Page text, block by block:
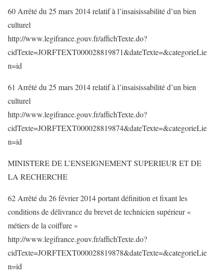
60 Arrêté du 25 mars 2014 relatif à l’insaisissabilité d’un bien
culturel
http://www.legifrance.gouv.fr/affichTexte.do?
cidTexte=JORFTEXT000028819871&dateTexte=&categorieLie
n=id
61 Arrêté du 25 mars 2014 relatif à l’insaisissabilité d’un bien
culturel
http://www.legifrance.gouv.fr/affichTexte.do?
cidTexte=JORFTEXT000028819874&dateTexte=&categorieLie
n=id
MINISTERE DE L’ENSEIGNEMENT SUPERIEUR ET DE
LA RECHERCHE
62 Arrêté du 26 février 2014 portant définition et fixant les
conditions de délivrance du brevet de technicien supérieur «
métiers de la coiffure »
http://www.legifrance.gouv.fr/affichTexte.do?
cidTexte=JORFTEXT000028819878&dateTexte=&categorieLie
n=id